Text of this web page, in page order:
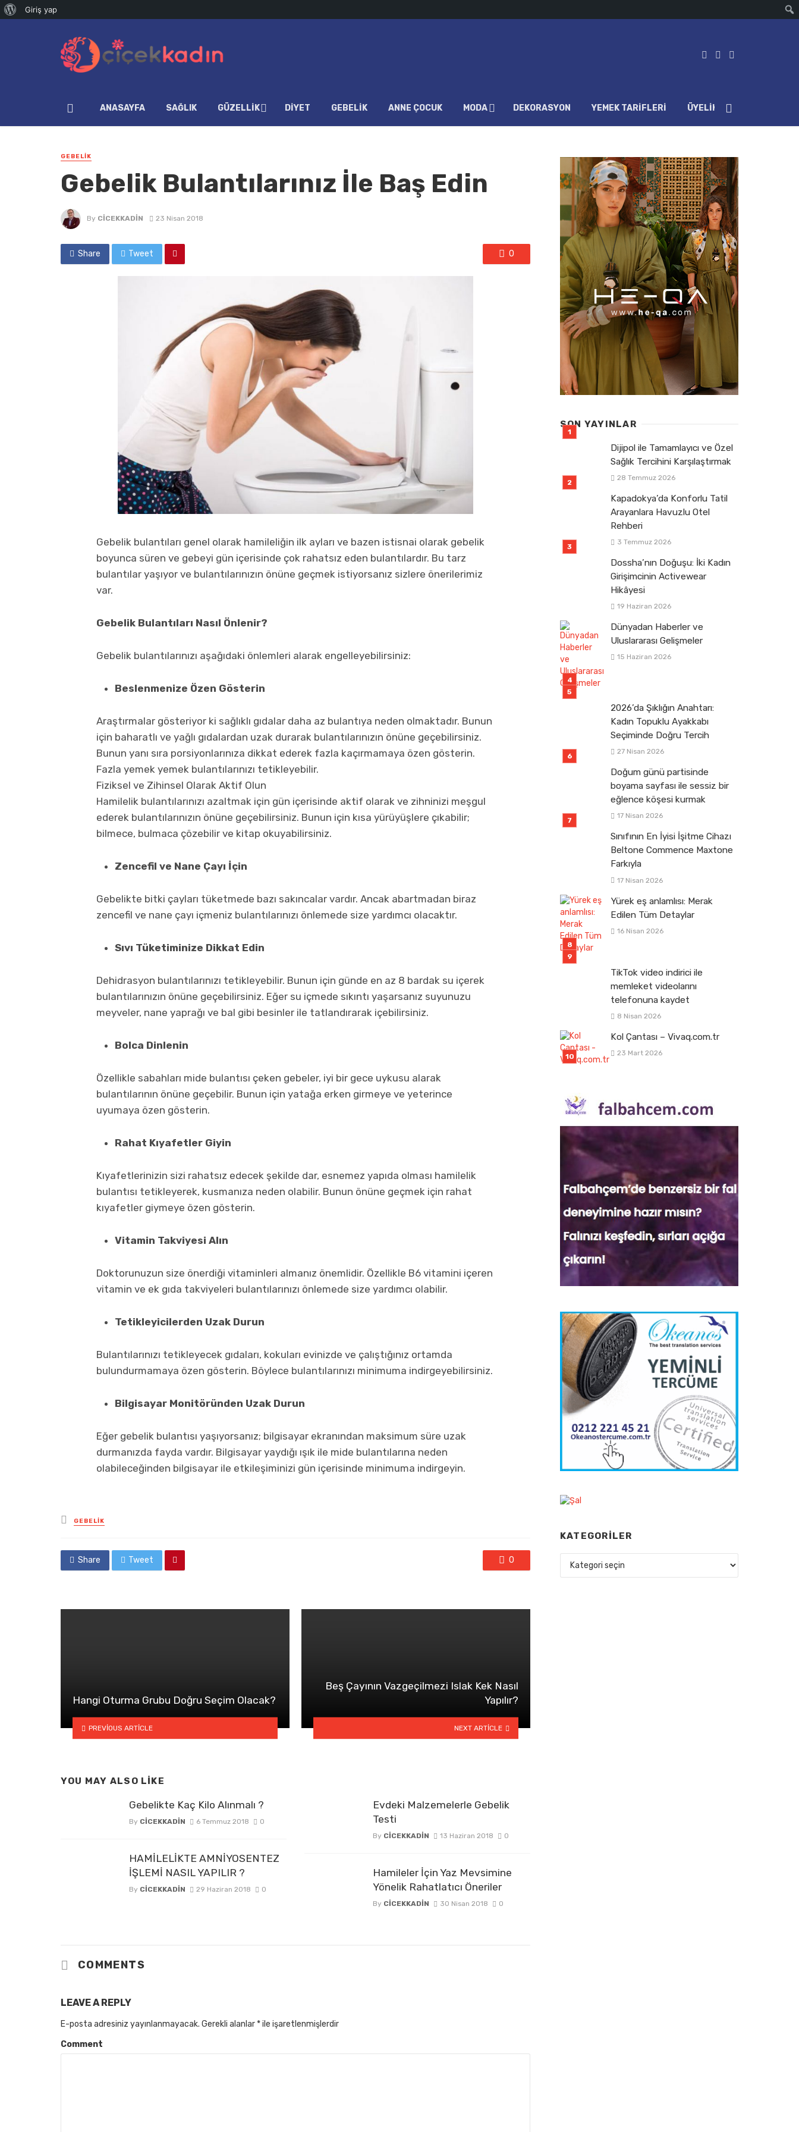
WordPress
Giriş yap
ANASAYFA SAĞLIK GÜZELLIK DIYET GEBELIK ANNE ÇOCUK MODA DEKORASYON YEMEK TARIFLERI ÜYELIK HESABI
GEBELIK
Gebelik Bulantılarınız İle Baş Edin
By CICEKKADIN 23 Nisan 2018
Share Tweet 0
Gebelik bulantıları genel olarak hamileliğin ilk ayları ve bazen istisnai olarak gebelik
boyunca süren ve gebeyi gün içerisinde çok rahatsız eden bulantılardır. Bu tarz
bulantılar yaşıyor ve bulantılarınızın önüne geçmek istiyorsanız sizlere önerilerimiz
var.
Gebelik Bulantıları Nasıl Önlenir?
Gebelik bulantılarınızı aşağıdaki önlemleri alarak engelleyebilirsiniz:
Beslenmenize Özen Gösterin
Araştırmalar gösteriyor ki sağlıklı gıdalar daha az bulantıya neden olmaktadır. Bunun
için baharatlı ve yağlı gıdalardan uzak durarak bulantılarınızın önüne geçebilirsiniz.
Bunun yanı sıra porsiyonlarınıza dikkat ederek fazla kaçırmamaya özen gösterin.
Fazla yemek yemek bulantılarınızı tetikleyebilir.
Fiziksel ve Zihinsel Olarak Aktif Olun
Hamilelik bulantılarınızı azaltmak için gün içerisinde aktif olarak ve zihninizi meşgul
ederek bulantılarınızın önüne geçebilirsiniz. Bunun için kısa yürüyüşlere çıkabilir;
bilmece, bulmaca çözebilir ve kitap okuyabilirsiniz.
Zencefil ve Nane Çayı İçin
Gebelikte bitki çayları tüketmede bazı sakıncalar vardır. Ancak abartmadan biraz
zencefil ve nane çayı içmeniz bulantılarınızı önlemede size yardımcı olacaktır.
Sıvı Tüketiminize Dikkat Edin
Dehidrasyon bulantılarınızı tetikleyebilir. Bunun için günde en az 8 bardak su içerek
bulantılarınızın önüne geçebilirsiniz. Eğer su içmede sıkıntı yaşarsanız suyunuzu
meyveler, nane yaprağı ve bal gibi besinler ile tatlandırarak içebilirsiniz.
Bolca Dinlenin
Özellikle sabahları mide bulantısı çeken gebeler, iyi bir gece uykusu alarak
bulantılarının önüne geçebilir. Bunun için yatağa erken girmeye ve yeterince
uyumaya özen gösterin.
Rahat Kıyafetler Giyin
Kıyafetlerinizin sizi rahatsız edecek şekilde dar, esnemez yapıda olması hamilelik
bulantısı tetikleyerek, kusmanıza neden olabilir. Bunun önüne geçmek için rahat
kıyafetler giymeye özen gösterin.
Vitamin Takviyesi Alın
Doktorunuzun size önerdiği vitaminleri almanız önemlidir. Özellikle B6 vitamini içeren
vitamin ve ek gıda takviyeleri bulantılarınızı önlemede size yardımcı olabilir.
Tetikleyicilerden Uzak Durun
Bulantılarınızı tetikleyecek gıdaları, kokuları evinizde ve çalıştığınız ortamda
bulundurmamaya özen gösterin. Böylece bulantılarınızı minimuma indirgeyebilirsiniz.
Bilgisayar Monitöründen Uzak Durun
Eğer gebelik bulantısı yaşıyorsanız; bilgisayar ekranından maksimum süre uzak
durmanızda fayda vardır. Bilgisayar yaydığı ışık ile mide bulantılarına neden
olabileceğinden bilgisayar ile etkileşiminizi gün içerisinde minimuma indirgeyin.
Posted
in
GEBELIK
Share Tweet 0
Hangi Oturma Grubu Doğru Seçim Olacak?
PREVIOUS ARTICLE
Beş Çayının Vazgeçilmezi Islak Kek Nasıl
Yapılır?
NEXT ARTICLE
YOU MAY ALSO LIKE
Gebelikte Kaç Kilo Alınmalı ?
By CICEKKADIN 6 Temmuz 2018 0
HAMİLELİKTE AMNİYOSENTEZ
İŞLEMİ NASIL YAPILIR ?
By CICEKKADIN 29 Haziran 2018 0
Evdeki Malzemelerle Gebelik
Testi
By CICEKKADIN 13 Haziran 2018 0
Hamileler İçin Yaz Mevsimine
Yönelik Rahatlatıcı Öneriler
By CICEKKADIN 30 Nisan 2018 0
COMMENTS
LEAVE A REPLY
E-posta adresiniz yayınlanmayacak. Gerekli alanlar *ile işaretlenmişlerdir
Comment
SON YAYINLAR
Dijipol ile Tamamlayıcı ve Özel
Sağlık Tercihini Karşılaştırmak
28 Temmuz 2026
Kapadokya’da Konforlu Tatil
Arayanlara Havuzlu Otel
Rehberi
3 Temmuz 2026
Dossha’nın Doğuşu: İki Kadın
Girişimcinin Activewear
Hikâyesi
19 Haziran 2026
Dünyadan Haberler ve
Uluslararası Gelişmeler
15 Haziran 2026
2026’da Şıklığın Anahtarı:
Kadın Topuklu Ayakkabı
Seçiminde Doğru Tercih
27 Nisan 2026
Doğum günü partisinde
boyama sayfası ile sessiz bir
eğlence köşesi kurmak
17 Nisan 2026
Sınıfının En İyisi İşitme Cihazı
Beltone Commence Maxtone
Farkıyla
17 Nisan 2026
Yürek eş anlamlısı: Merak
Edilen Tüm Detaylar
16 Nisan 2026
TikTok video indirici ile
memleket videolarını
telefonuna kaydet
8 Nisan 2026
Kol Çantası – Vivaq.com.tr
23 Mart 2026
KATEGORILER